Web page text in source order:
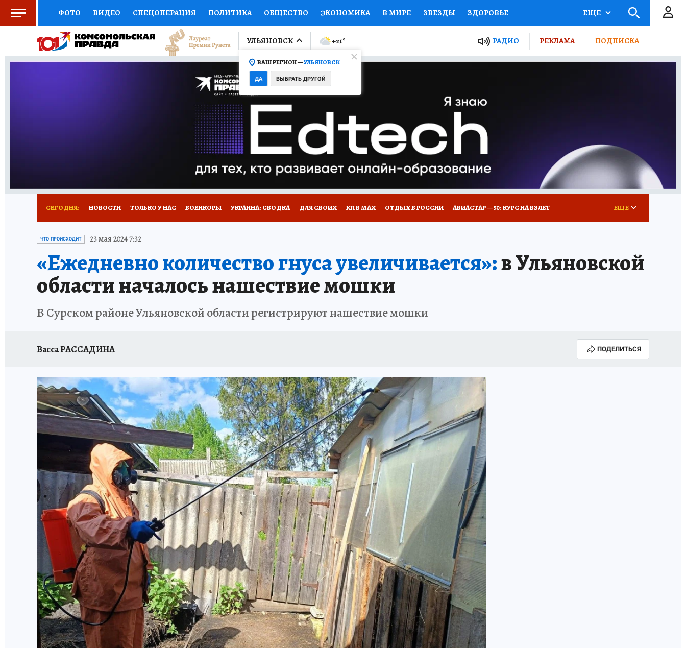
ФОТО ВИДЕО СПЕЦОПЕРАЦИЯ ПОЛИТИКА ОБЩЕСТВО ЭКОНОМИКА В МИРЕ ЗВЕЗДЫ ЗДОРОВЬЕ
СОЦПОДДЕРЖКА НАУКА СПОРТ КОЛУМНИСТЫ ПРОИСШЕСТВИЯ НАЦИОНАЛЬНЫЕ ПРОЕКТЫ РОССИИ
ВЫБОР ЭКСПЕРТОВ ДОКТОР ФИНАНСЫ ОТКРЫВАЕМ МИР Я ЗНАЮ СЕМЬЯ ЖЕНСКИЕ СЕКРЕТЫ ПУТЕВОДИТЕЛЬ
ПРОГНОЗЫ НА СПОРТ ПРОМОКОДЫ СЕРИАЛЫ
ТЕЛЕВИЗОР КОЛЛЕКЦИИ КОНКУРСЫ ГИД ПОТРЕБИТЕЛЯ
НОВОЕ НА САЙТЕ
ЕЩЕ
УЛЬЯНОВСК
ВАШ РЕГИОН —УЛЬЯНОВСК
ДА ВЫБРАТЬ ДРУГОЙ
+21° РАДИО РЕКЛАМА ПОДПИСКА
СЕГОДНЯ: НОВОСТИ ТОЛЬКО У НАС ВОЕНКОРЫ УКРАИНА: СВОДКА ДЛЯ СВОИХ КП В МАХ ОТДЫХ В РОССИИ АВИАСТАР — 50: КУРС НА ВЗЛЕТ
ЗАПОВЕДНАЯ РОССИЯ
ЕЩЕ
ЧТО ПРОИСХОДИТ 23 мая 2024 7:32
«Ежедневно количество гнуса увеличивается»:в Ульяновской
области началось нашествие мошки
В Сурском районе Ульяновской области регистрируют нашествие мошки
Васса РАССАДИНА ПОДЕЛИТЬСЯ